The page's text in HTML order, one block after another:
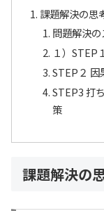
課題解決の思
問題解決
１）STEP
STEP２ 因
STEP3 打
策
課題解決の